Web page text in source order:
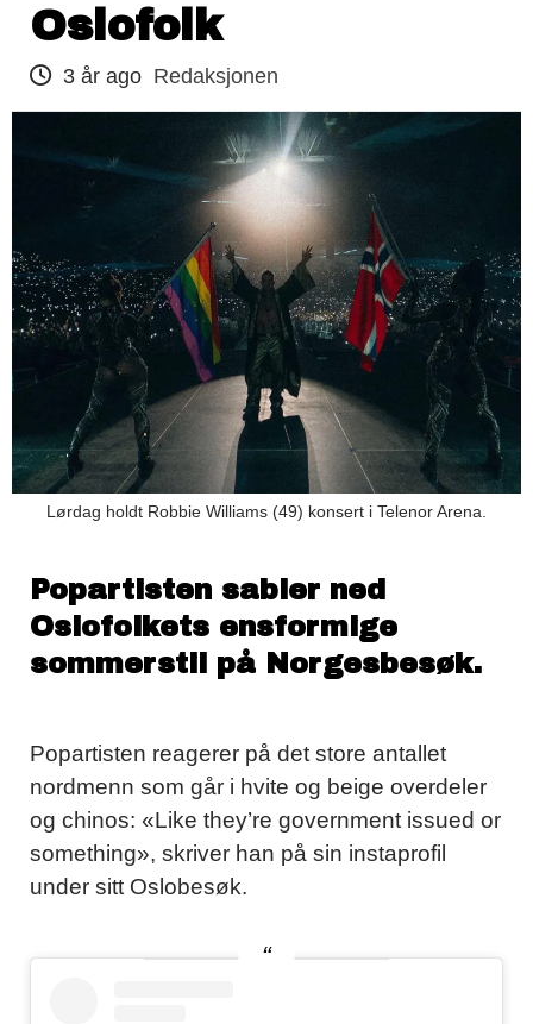
Oslofolk
3 år ago Redaksjonen
Lørdag holdt Robbie Williams (49) konsert i Telenor Arena.
Popartisten sabler ned
Oslofolkets ensformige
sommerstil på Norgesbesøk.
Popartisten reagerer på det store antallet
nordmenn som går i hvite og beige overdeler
og chinos: «Like they’re government issued or
something», skriver han på sin instaprofil
under sitt Oslobesøk.